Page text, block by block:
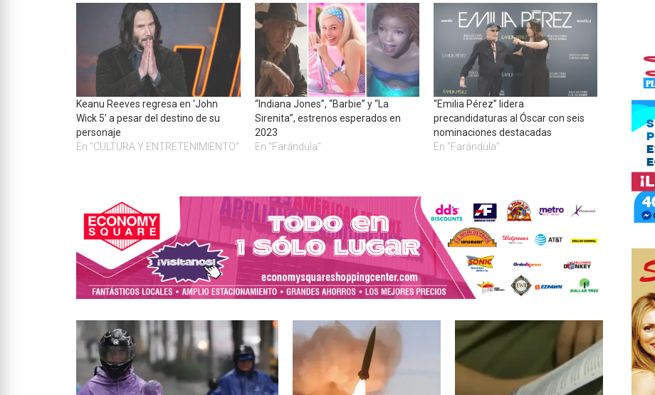
Keanu Reeves regresa en ‘John
Wick 5’ a pesar del destino de su
personaje
En "CULTURA Y ENTRETENIMIENTO"
“Indiana Jones”, “Barbie” y “La
Sirenita”, estrenos esperados en
2023
En "Farándula"
“Emilia Pérez” lidera
precandidaturas al Óscar con seis
nominaciones destacadas
En "Farándula"